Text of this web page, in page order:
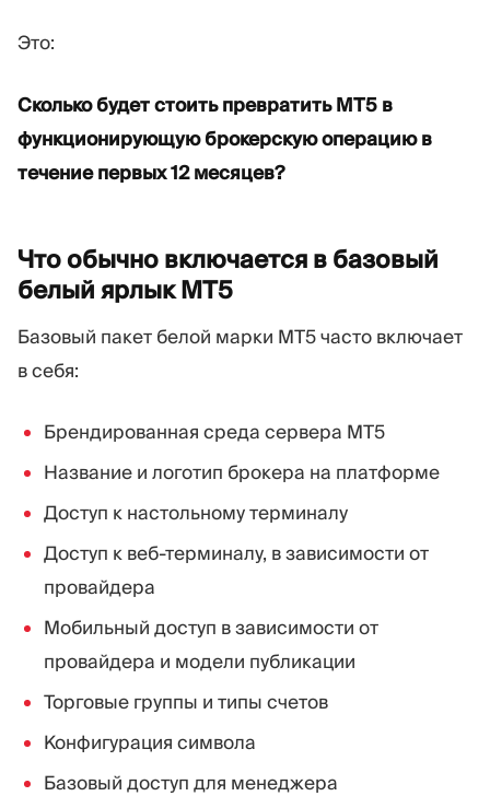
Это:
Сколько будет стоить превратить MT5 в
функционирующую брокерскую операцию в
течение первых 12 месяцев?
Что обычно включается в базовый
белый ярлыкMT5
Базовый пакет белой марки MT5 часто включает
в себя:
Брендированная среда сервера MT5
Название и логотип брокера на платформе
Доступ к настольному терминалу
Доступ к веб-терминалу, в зависимости от
провайдера
Мобильный доступ в зависимости от
провайдера и модели публикации
Торговые группы и типы счетов
Конфигурация символа
Базовый доступ для менеджера